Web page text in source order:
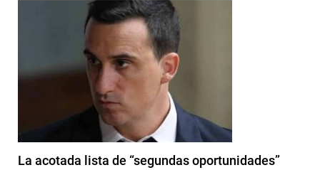
La acotada lista de “segundas oportunidades”